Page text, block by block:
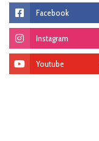
Facebook
Instagram
Youtube